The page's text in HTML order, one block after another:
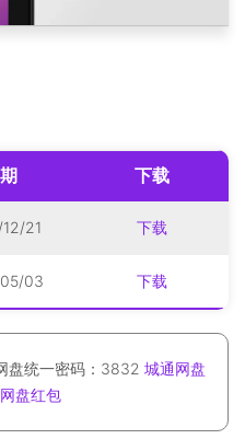
下载
21 下载
03 下载
盘统一密码：3832 城通网盘
盘红包